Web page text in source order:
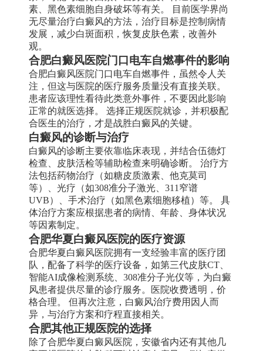
素、黑色素细胞自身破坏等有关。 目前医学界尚
无尽量治疗白癜风的方法，治疗目标是控制病情
发展，减少白斑面积，恢复皮肤色素，改善外
观。
合肥白癜风医院门口电车自燃事件的影响
合肥白癜风医院门口电车自燃事件，虽然令人关
注，但这与医院的医疗服务质量没有直接关联。
患者应该理性看待此类意外事件，不要因此影响
正常的就医选择。 选择正规医院就诊，并积极配
合医生的治疗，才是战胜白癜风的关键。
白癜风的诊断与治疗
白癜风的诊断主要依靠临床表现，并结合伍德灯
检查、皮肤活检等辅助检查来明确诊断。 治疗方
法包括药物治疗（如糖皮质激素、他克莫司
等）、光疗（如308准分子激光、311窄谱
UVB）、手术治疗（如黑色素细胞移植）等。 具
体治疗方案应根据患者的病情、年龄、身体状况
等因素制定。
合肥华夏白癜风医院的医疗资源
合肥华夏白癜风医院拥有一支经验丰富的医疗团
队，配备了科学的医疗设备，如第三代皮肤CT、
智能AI成像检测系统、308准分子光仪等，为白癜
风患者提供尽量的诊疗服务。医院收费透明，价
格合理。 但再次注意，白癜风治疗费用因人而
异，与治疗方案和疗程直接相关。
合肥其他正规医院的选择
除了合肥华夏白癜风医院，安徽省内还有其他几